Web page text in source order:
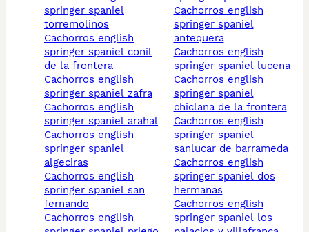
springer spaniel
torremolinos
cachorros english
springer spaniel conil
de la frontera
cachorros english
springer spaniel zafra
cachorros english
springer spaniel arahal
cachorros english
springer spaniel
algeciras
cachorros english
springer spaniel san
fernando
cachorros english
cachorros english
springer spaniel
antequera
cachorros english
springer spaniel lucena
cachorros english
springer spaniel
chiclana de la frontera
cachorros english
springer spaniel
sanlucar de barrameda
cachorros english
springer spaniel dos
hermanas
cachorros english
springer spaniel los